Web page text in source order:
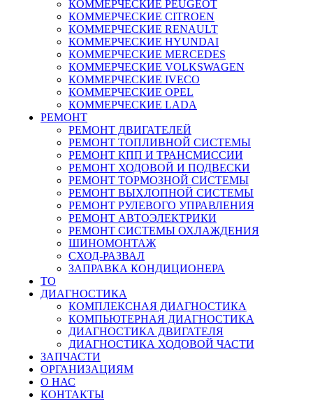
КОММЕРЧЕСКИЕ PEUGEOT
КОММЕРЧЕСКИЕ CITROEN
КОММЕРЧЕСКИЕ RENAULT
КОММЕРЧЕСКИЕ HYUNDAI
КОММЕРЧЕСКИЕ MERCEDES
КОММЕРЧЕСКИЕ VOLKSWAGEN
КОММЕРЧЕСКИЕ IVECO
КОММЕРЧЕСКИЕ OPEL
КОММЕРЧЕСКИЕ LADA
РЕМОНТ
РЕМОНТ ДВИГАТЕЛЕЙ
РЕМОНТ ТОПЛИВНОЙ СИСТЕМЫ
РЕМОНТ КПП И ТРАНСМИССИИ
РЕМОНТ ХОДОВОЙ И ПОДВЕСКИ
РЕМОНТ ТОРМОЗНОЙ СИСТЕМЫ
РЕМОНТ ВЫХЛОПНОЙ СИСТЕМЫ
РЕМОНТ РУЛЕВОГО УПРАВЛЕНИЯ
РЕМОНТ АВТОЭЛЕКТРИКИ
РЕМОНТ СИСТЕМЫ ОХЛАЖДЕНИЯ
ШИНОМОНТАЖ
СХОД-РАЗВАЛ
ЗАПРАВКА КОНДИЦИОНЕРА
ТО
ДИАГНОСТИКА
КОМПЛЕКСНАЯ ДИАГНОСТИКА
КОМПЬЮТЕРНАЯ ДИАГНОСТИКА
ДИАГНОСТИКА ДВИГАТЕЛЯ
ДИАГНОСТИКА ХОДОВОЙ ЧАСТИ
ЗАПЧАСТИ
ОРГАНИЗАЦИЯМ
О НАС
КОНТАКТЫ